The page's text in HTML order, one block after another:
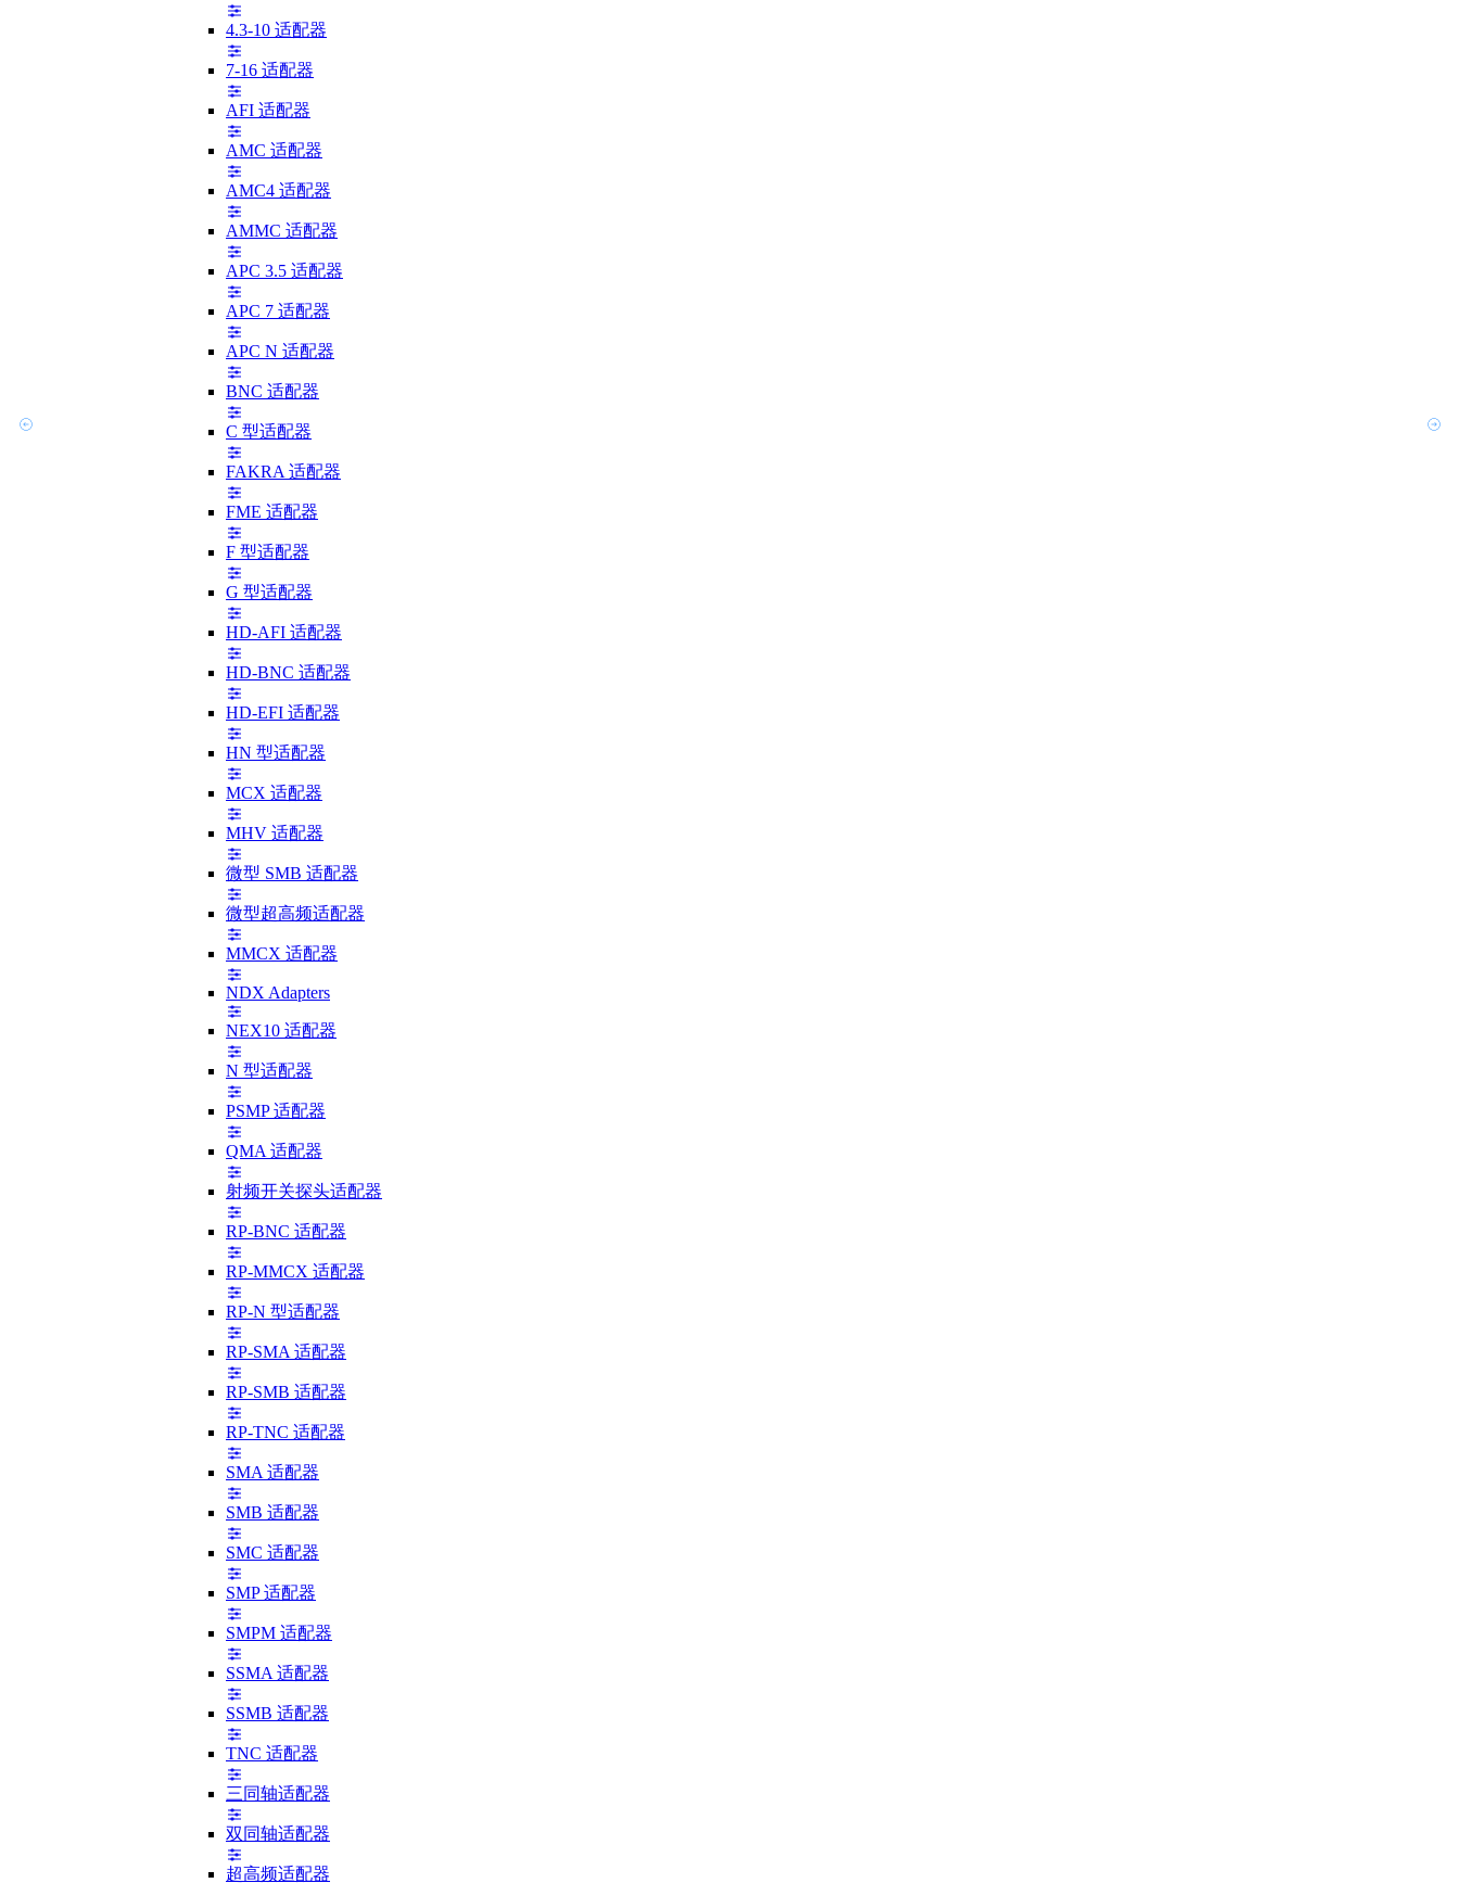
4.3-10 适配器
7-16 适配器
AFI 适配器
AMC 适配器
AMC4 适配器
AMMC 适配器
APC 3.5 适配器
APC 7 适配器
APC N 适配器
BNC 适配器
C 型适配器
FAKRA 适配器
FME 适配器
F 型适配器
G 型适配器
HD-AFI 适配器
HD-BNC 适配器
HD-EFI 适配器
HN 型适配器
MCX 适配器
MHV 适配器
微型 SMB 适配器
微型超高频适配器
MMCX 适配器
NDX Adapters
NEX10 适配器
N 型适配器
PSMP 适配器
QMA 适配器
射频开关探头适配器
RP-BNC 适配器
RP-MMCX 适配器
RP-N 型适配器
RP-SMA 适配器
RP-SMB 适配器
RP-TNC 适配器
SMA 适配器
SMB 适配器
SMC 适配器
SMP 适配器
SMPM 适配器
SSMA 适配器
SSMB 适配器
TNC 适配器
三同轴适配器
双同轴适配器
超高频适配器